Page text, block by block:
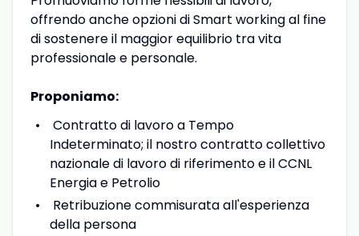
offrendo anche opzioni di Smart working al fine
di sostenere il maggior equilibrio tra vita
professionale e personale.
Proponiamo:
Contratto di lavoro a Tempo
Indeterminato; il nostro contratto collettivo
nazionale di lavoro di riferimento e il CCNL
Energia e Petrolio
Retribuzione commisurata all'esperienza
della persona